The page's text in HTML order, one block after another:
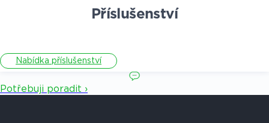
Příslušenství
Nabídka příslušenství
Potřebuji poradit ›